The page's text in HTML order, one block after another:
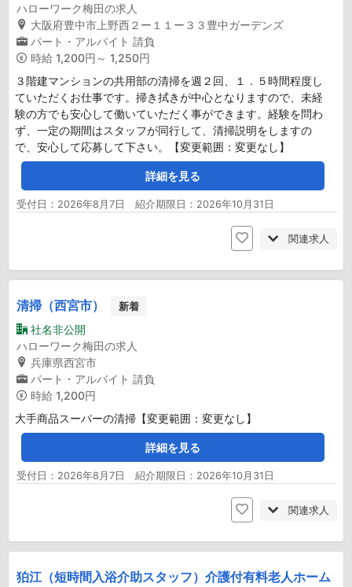
ハローワーク梅田の求人
大阪府豊中市上野西２ー１１ー３３豊中ガーデンズ
パート・アルバイト 請負
時給 1,200円～ 1,250円
３階建マンションの共用部の清掃を週２回、１．５時間程度し
ていただくお仕事です。掃き拭きが中心となりますので、未経
験の方でも安心して働いていただく事ができます。経験を問わ
ず、一定の期間はスタッフが同行して、清掃説明をしますの
で、安心して応募して下さい。【変更範囲：変更なし】
詳細を見る
受付日：2026年8月7日 紹介期限日：2026年10月31日
関連求人
清掃（西宮市） 新着
社名非公開
ハローワーク梅田の求人
兵庫県西宮市
パート・アルバイト 請負
時給 1,200円
大手商品スーパーの清掃【変更範囲：変更なし】
詳細を見る
受付日：2026年8月7日 紹介期限日：2026年10月31日
関連求人
狛江（短時間入浴介助スタッフ）介護付有料老人ホーム